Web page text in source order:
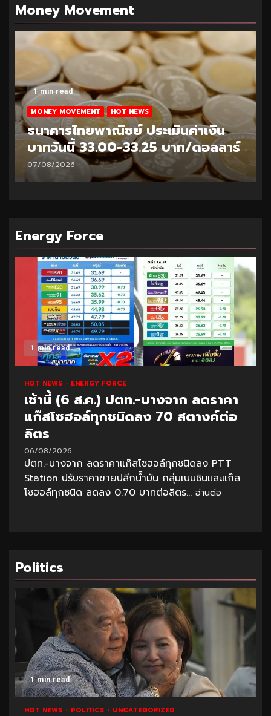
Money Movement
1 min read
MONEY MOVEMENT HOT NEWS
ธนาคารไทยพาณิชย์ ประเมินค่าเงิน
บาทวันนี้ 32.95-33.20 บาท/ดอลลาร์
06/08/2026
Energy Force
1 min read
HOT NEWS ENERGY FORCE
เช้านี้ (6 ส.ค.) ปตท.-บางจาก ลดราคา
แก๊สโซฮอล์ทุกชนิดลง 70 สตางค์ต่อ
ลิตร
06/08/2026
ปตท.-บางจาก ลดราคาแก๊สโซฮอล์ทุกชนิดลง PTT
Station ปรับราคาขายปลีกน้ำมัน กลุ่มเบนซินและแก๊ส
โซฮอล์ทุกชนิด ลดลง 0.70 บาทต่อลิตร... อ่านต่อ
Politics
1 min read
HOT NEWS POLITICS UNCATEGORIZED